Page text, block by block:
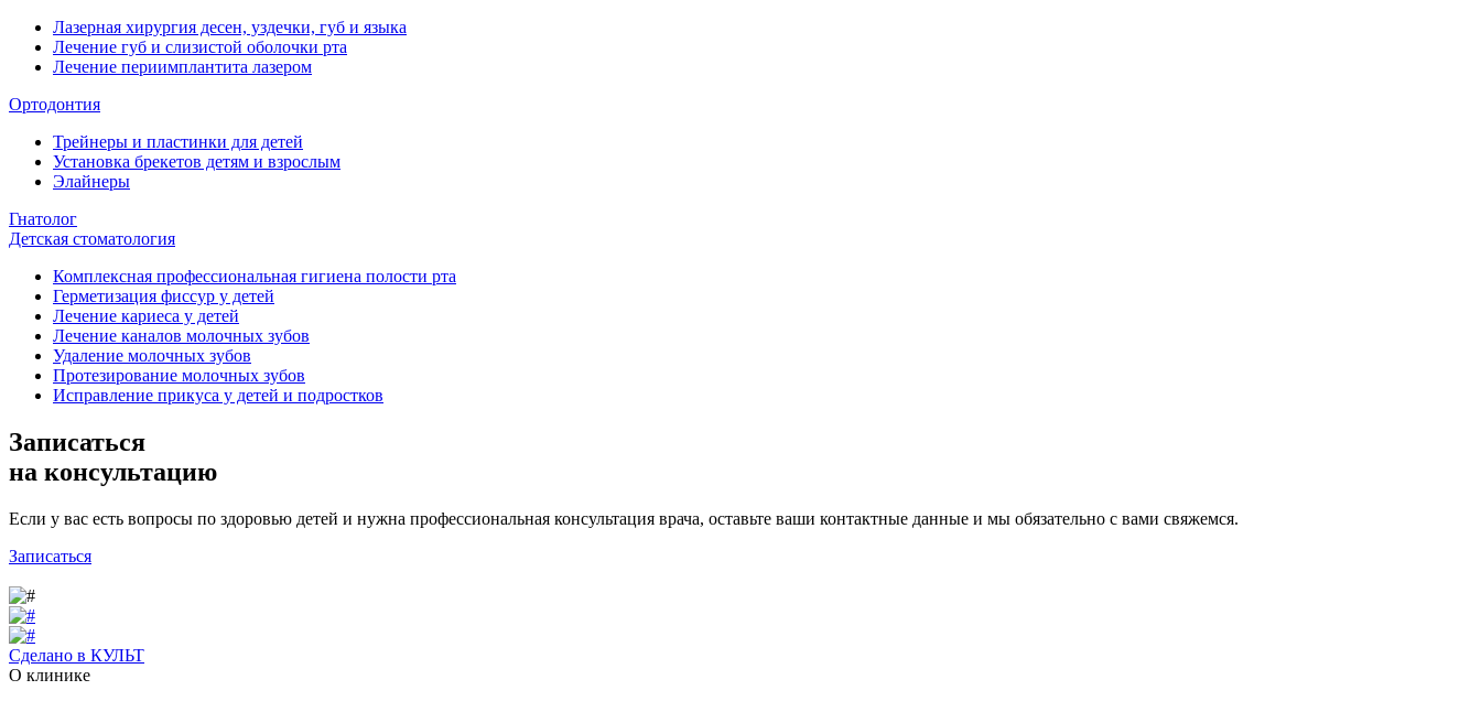
Лазерная хирургия десен, уздечки, губ и языка
Лечение губ и слизистой оболочки рта
Лечение периимплантита лазером
Ортодонтия
Трейнеры и пластинки для детей
Установка брекетов детям и взрослым
Элайнеры
Гнатолог
Детская стоматология
Комплексная профессиональная гигиена полости рта
Герметизация фиссур у детей
Лечение кариеса у детей
Лечение каналов молочных зубов
Удаление молочных зубов
Протезирование молочных зубов
Исправление прикуса у детей и подростков
Записаться
на консультацию
Если у вас есть вопросы по здоровью детей и нужна профессиональная консультация врача, оставьте ваши контактные данные и мы обязательно с вами свяжемся.
Записаться
Сделано в КУЛЬТ
О клинике